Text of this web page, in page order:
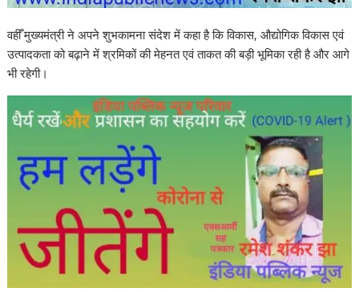
वहीँ मुख्यमंत्री ने अपने शुभकामना संदेश में कहा है कि विकास, औद्योगिक विकास एवं
उत्पादकता को बढ़ाने में श्रमिकों की मेहनत एवं ताकत की बड़ी भूमिका रही है और आगे
भी रहेगी।